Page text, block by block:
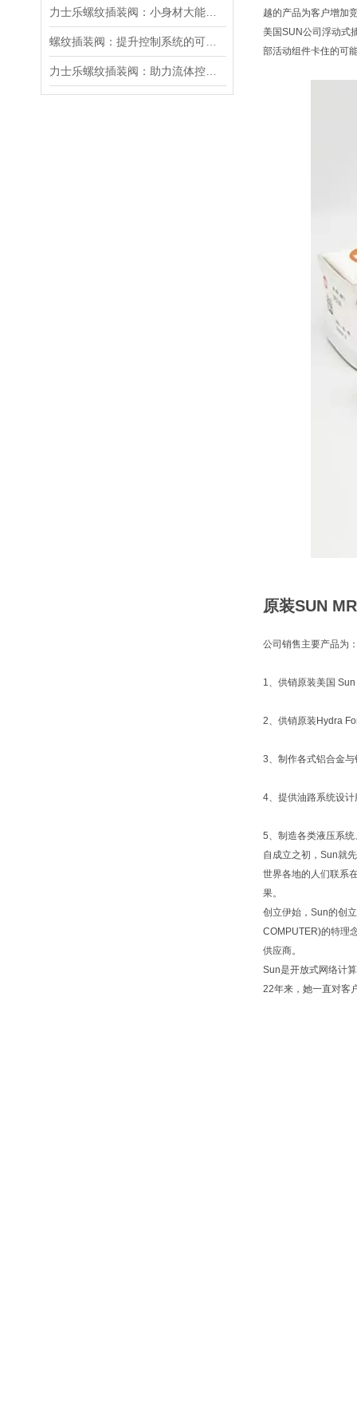
越的产品为客户增加
美国SUN公司浮动式
部活动组件卡住的可
原装SUN
公司销售主要产品为
1、供销原装美国
2、供销原装Hydra
3、制作各式铝合金与
4、提供油路系统设
5、制造各类液压系
自成立之初，Sun就
世界各地的人们联系
果。
创立伊始，Sun的创
COMPUTER)的特理
供应商。
Sun是开放式网络计
22年来，她一直对客